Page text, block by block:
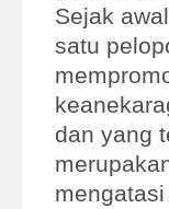
Sejak
satu
dan yang